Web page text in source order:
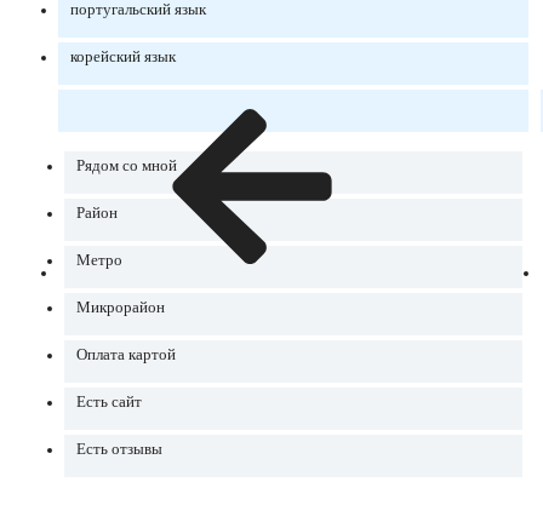
португальский язык
корейский язык
Рядом со мной
Район
Метро
Микрорайон
Оплата картой
Есть сайт
Есть отзывы